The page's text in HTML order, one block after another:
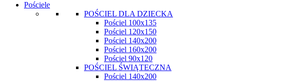
Pościele
POŚCIEL DLA DZIECKA
Pościel 100x135
Pościel 120x150
Pościel 140x200
Pościel 160x200
Pościel 90x120
POŚCIEL ŚWIĄTECZNA
Pościel 140x200